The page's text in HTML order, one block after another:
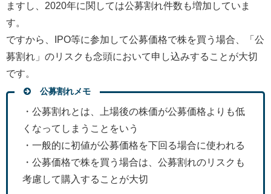
ますし、2020年に関しては公募割れ件数も増加していま
す。
ですから、IPO等に参加して公募価格で株を買う場合、「公
募割れ」のリスクも念頭において申し込みすることが大切
です。
公募割れメモ
・公募割れとは、上場後の株価が公募価格よりも低
くなってしまうことをいう
・一般的に初値が公募価格を下回る場合に使われる
・公募価格で株を買う場合は、公募割れのリスクも
考慮して購入することが大切